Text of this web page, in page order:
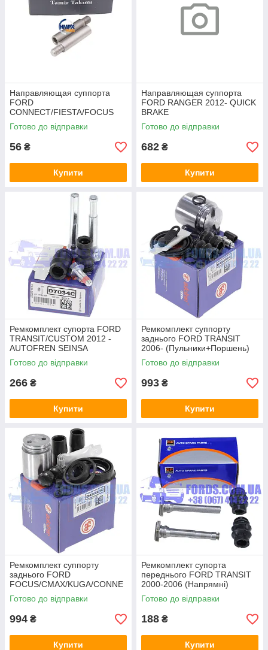
Направляющая суппорта
FORD
CONNECT/FIESTA/FOCUS
SVAC
Готово до відправки
56 ₴
Купити
Направляющая суппорта
FORD RANGER 2012- QUICK
BRAKE
Готово до відправки
682 ₴
Купити
Ремкомплект супорта FORD
TRANSIT/CUSTOM 2012 -
AUTOFREN SEINSA
Готово до відправки
266 ₴
Купити
Ремкомплект суппорту
заднього FORD TRANSIT
2006- (Пульники+Поршень)
AUTOFREN
Готово до відправки
993 ₴
Купити
Ремкомплект суппорту
заднього FORD
FOCUS/CMAX/KUGA/CONNE
CT 2011-20 AUTOFREN
Готово до відправки
994 ₴
Купити
Ремкомплект супорта
переднього FORD TRANSIT
2000-2006 (Напрямні)
(4055851/YC152L527AA/BS23
02) DP GROUP
Готово до відправки
188 ₴
Купити